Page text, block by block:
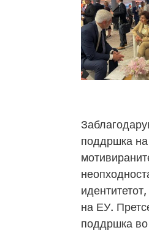
поддршка
на ЕУ.
поддршка во